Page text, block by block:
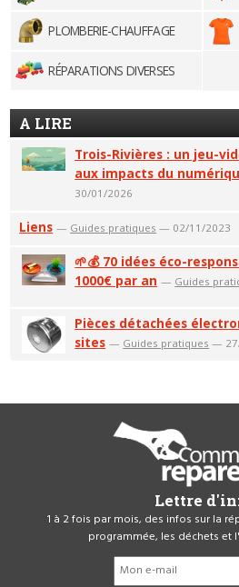
PLOMBERIE-CHAUFFAGE
RÉPARATIONS DIVERSES
A LIRE
Trois-Rivières : un jeu-
aux impacts du
30/01/2026
Liens — Guides pratiques — 02/11/2023
🌱💰 70 idées éco-
1000€ par an — Guides
Pièces détachées
sites — Guides pratiques —
Lettre
1 à 2 fois par mois, des infos sur la
programmée, les déchets et